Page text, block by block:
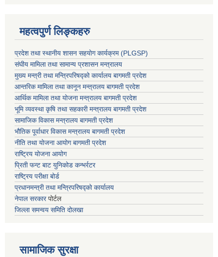
महत्वपुर्ण लिङ्कहरु
प्रदेश तथा स्थानीय शासन सहयाेग कार्यक्रम (PLGSP)
संघीय मामिला तथा सामान्य प्रशासन मन्त्रालय
मुख्य मन्त्री तथा मन्त्रिपरिषद्को कार्यालय बागमती प्रदेश
आन्तरिक मामिला तथा कानून मन्त्रालय बागमती प्रदेश
आर्थिक मामिला तथा योजना मन्त्रालय बागमती प्रदेश
भूमि व्यवस्था कृषि तथा सहकारी मन्त्रालय बागमती प्रदेश
सामाजिक विकास मन्त्रालय बागमती प्रदेश
भौतिक पूर्वाधार विकास मन्त्रालय बागमती प्रदेश
नीति तथा योजना आयोग बागमती प्रदेश
राष्ट्रिय योजना आयोग
प्रिती फन्ट बाट युनिकोड कन्भर्रटर
राष्ट्रिय परीक्षा बोर्ड
प्रधानमन्त्री तथा मन्त्रिपरिषद्को कार्यालय
नेपाल सरकारपोर्टल
जिल्ला समन्वय समिति दोलखा
सामाजिक सुरक्षा